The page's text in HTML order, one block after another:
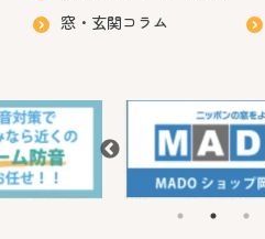
窓・玄関コラム